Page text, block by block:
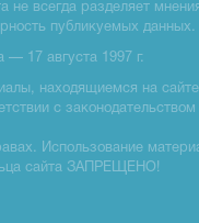
не всегда разделяет
публикуемых данных.
— 17 августа 1997 г.
находящиемся на
с
Использование
сайта ЗАПРЕЩЕНО!